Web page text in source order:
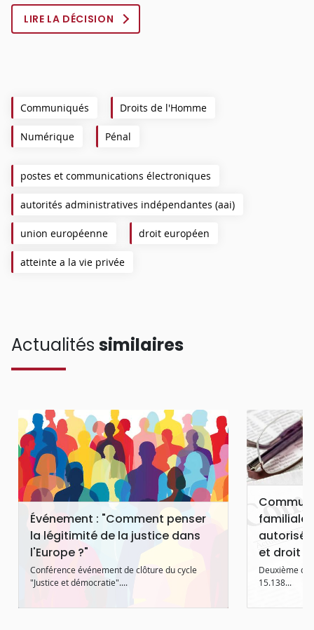
LIRE LA DÉCISION
Communiqués Droits de l'Homme
Numérique Pénal
postes et communications électroniques
autorités administratives indépendantes (aai)
union européenne droit européen
atteinte a la vie privée
Actualités similaires
Événement : "Comment penser
la légitimité de la justice dans
l'Europe ?"
Conférence événement de clôture du cycle
"Justice et démocratie"....
et droit
Deuxième
15.138...